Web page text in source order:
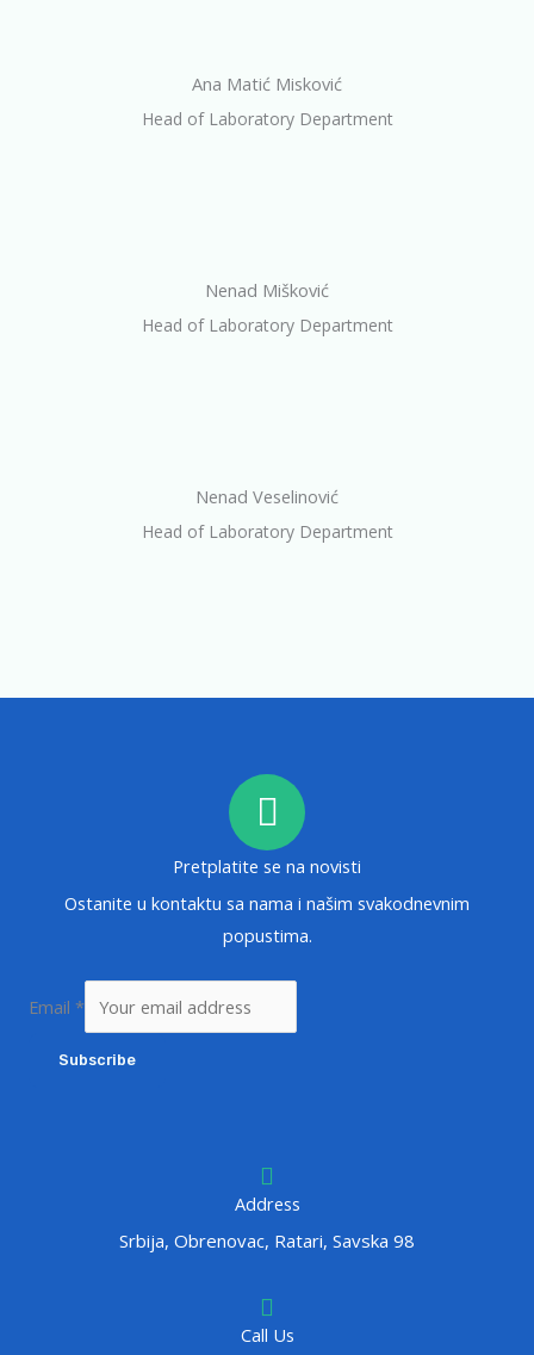
Ana Matić Misković
Head of Laboratory Department
Nenad Mišković
Head of Laboratory Department
Nenad Veselinović
Head of Laboratory Department
Pretplatite se na novisti
Ostanite u kontaktu sa nama i našim svakodnevnim
popustima.
Email *
Subscribe
Address
Srbija, Obrenovac, Ratari, Savska 98
Call Us